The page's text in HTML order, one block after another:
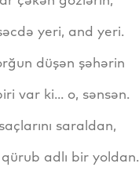
yeri, and yeri.
düşən şəhərin
var ki... o, sənsən.
saraldan,
qürub adlı bir yoldan.